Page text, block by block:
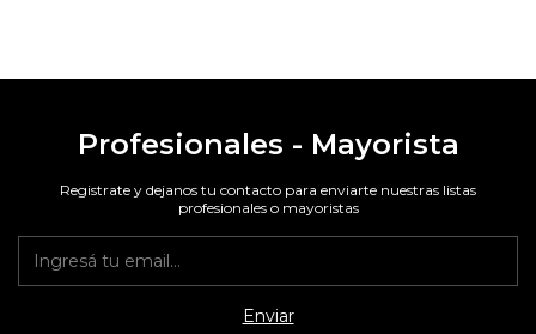
Profesionales - Mayorista
Registrate y dejanos tu contacto para enviarte nuestras listas
profesionales o mayoristas